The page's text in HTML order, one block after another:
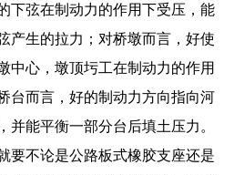
下弦在制动力的作用下受压，能
产生的拉力；对桥墩而言，好使
中心，墩顶圬工在制动力的作用
台而言，好的制动力方向指向河
并能平衡一部分台后填土压力。
要不论是公路板式橡胶支座还是